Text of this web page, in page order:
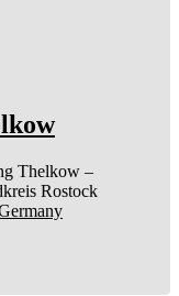
Thelkow –
Rostock